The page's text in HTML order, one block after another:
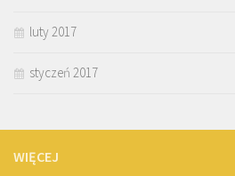
luty 2017
styczeń 2017
WIĘCEJ